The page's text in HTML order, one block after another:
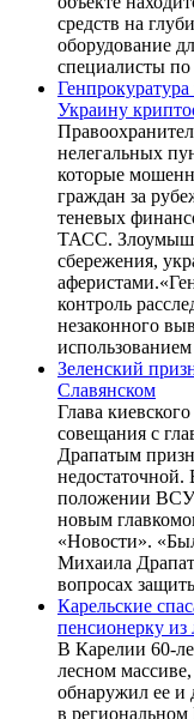
средств на
оборудование
специалисты
Украину
нелегальных
которые
граждан за
теневых
ТАСС.
сбережения,
контроль
незаконного
Зеленский
Славянском
Глава
совещания с
Драпатым
положении ВСУ
новым
«Новости».
Михаила
вопросах
Карельские
пенсионерку из
В Карелии 60-
лесном
обнаружил ее и
в